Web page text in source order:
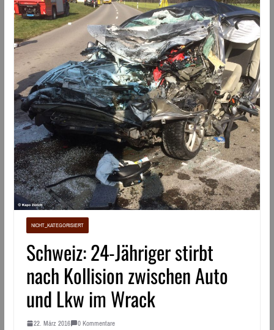
NICHT_KATEGORISIERT
Schweiz: 24-Jähriger stirbt
nach Kollision zwischen Auto
und Lkw im Wrack
22. März 2016 0 Kommentare